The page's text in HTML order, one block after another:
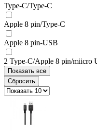
Type-C/Type-C
Apple 8 pin/Type-C
Apple 8 pin-USB
2 Type-C/Apple 8 pin/miicro
Показать все
Сбросить